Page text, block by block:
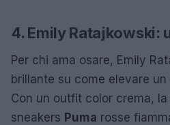
4. Emily Ratajkowski:
Per chi ama osare, Emily
brillante su come elevare
Con un outfit color crema,
sneakers Puma rosse